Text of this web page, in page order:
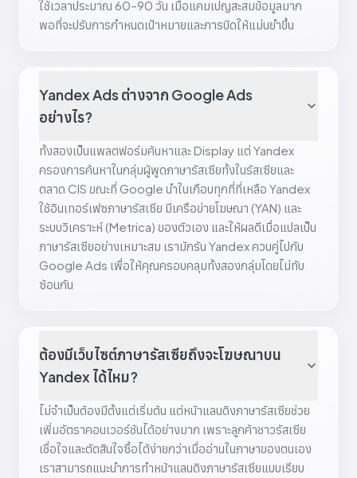
ใช้เวลาประมาณ 60–90 วัน เมื่อแคมเปญสะสมข้อมูลมาก
พอที่จะปรับการกำหนดเป้าหมายและการบิดให้แม่นยำขึ้น
Yandex Ads ต่างจาก Google Ads
อย่างไร?
ทั้งสองเป็นแพลตฟอร์มค้นหาและ Display แต่ Yandex
ครองการค้นหาในกลุ่มผู้พูดภาษารัสเซียทั้งในรัสเซียและ
ตลาด CIS ขณะที่ Google นำในเกือบทุกที่ที่เหลือ Yandex
ใช้อินเทอร์เฟซภาษารัสเซีย มีเครือข่ายโฆษณา (YAN) และ
ระบบวิเคราะห์ (Metrica) ของตัวเอง และให้ผลดีเมื่อแปลเป็น
ภาษารัสเซียอย่างเหมาะสม เรามักรัน Yandex ควบคู่ไปกับ
Google Ads เพื่อให้คุณครอบคลุมทั้งสองกลุ่มโดยไม่ทับ
ซ้อนกัน
ต้องมีเว็บไซต์ภาษารัสเซียถึงจะโฆษณาบน
Yandex ได้ไหม?
ไม่จำเป็นต้องมีตั้งแต่เริ่มต้น แต่หน้าแลนดิงภาษารัสเซียช่วย
เพิ่มอัตราคอนเวอร์ชันได้อย่างมาก เพราะลูกค้าชาวรัสเซีย
เชื่อใจและตัดสินใจซื้อได้ง่ายกว่าเมื่ออ่านในภาษาของตนเอง
เราสามารถแนะนำการทำหน้าแลนดิงภาษารัสเซียแบบเรียบ